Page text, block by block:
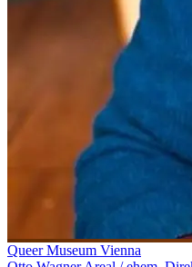
Queer Museum Vienna